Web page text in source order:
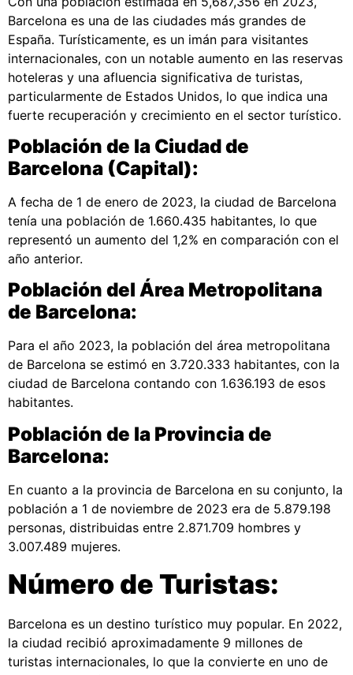
Barcelona es una de las ciudades más grandes de
España. Turísticamente, es un imán para visitantes
internacionales, con un notable aumento en las reservas
hoteleras y una afluencia significativa de turistas,
particularmente de Estados Unidos, lo que indica una
fuerte recuperación y crecimiento en el sector turístico​​​​​​.
Población de la Ciudad de
Barcelona (Capital):
A fecha de 1 de enero de 2023, la ciudad de Barcelona
tenía una población de 1.660.435 habitantes, lo que
representó un aumento del 1,2% en comparación con el
año anterior​​​​.
Población del Área Metropolitana
de Barcelona:
Para el año 2023, la población del área metropolitana
de Barcelona se estimó en 3.720.333 habitantes, con la
ciudad de Barcelona contando con 1.636.193 de esos
habitantes​​.
Población de la Provincia de
Barcelona:
En cuanto a la provincia de Barcelona en su conjunto, la
población a 1 de noviembre de 2023 era de 5.879.198
personas, distribuidas entre 2.871.709 hombres y
3.007.489 mujeres​​​​.
Número de Turistas:
Barcelona es un destino turístico muy popular. En 2022,
la ciudad recibió aproximadamente 9 millones de
turistas internacionales, lo que la convierte en uno de